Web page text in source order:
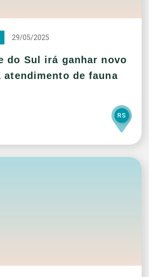
29/05/2025
do Sul irá ganhar novo
atendimento de fauna
RS